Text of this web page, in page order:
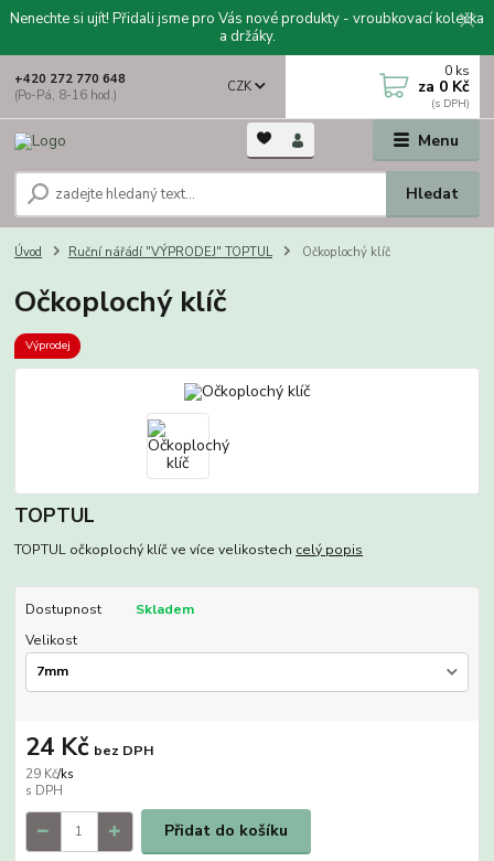
Nenechte si ujít! Přidali jsme pro Vás nové produkty - vroubkovací kolečka
a držáky.
Menu
CZK
Hledat
+420 272 770 648
(Po-Pá, 8-16 hod.)
0 ks
za 0 Kč
Úvod Ruční nářádí "VÝPRODEJ" TOPTUL Očkoplochý klíč
Očkoplochý klíč
Výprodej
TOPTUL
TOPTUL očkoplochý klíč ve více velikostech celý popis
Dostupnost
Skladem
Velikost
29 Kč/ks
24 Kč bez DPH
Přidat do košíku